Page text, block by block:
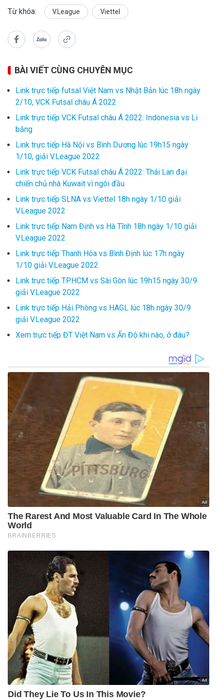
Từ khóa: V.League Viettel
BÀI VIẾT CÙNG CHUYÊN MỤC
Link trực tiếp futsal Việt Nam vs Nhật Bản lúc 18h ngày
2/10, VCK Futsal châu Á 2022
Link trực tiếp VCK Futsal châu Á 2022: Indonesia vs Li
băng
Link trực tiếp Hà Nội vs Bình Dương lúc 19h15 ngày
1/10, giải V.League 2022
Link trực tiếp VCK Futsal châu Á 2022: Thái Lan đại
chiến chủ nhà Kuwait vì ngôi đầu
Link trực tiếp SLNA vs Viettel 18h ngày 1/10 giải
V.League 2022
Link trực tiếp Nam Định vs Hà Tĩnh 18h ngày 1/10 giải
V.League 2022
Link trực tiếp Thanh Hóa vs Bình Định lúc 17h ngày
1/10 giải V.League 2022
Link trực tiếp TP.HCM vs Sài Gòn lúc 19h15 ngày 30/9
giải V.League 2022
Link trực tiếp Hải Phòng vs HAGL lúc 18h ngày 30/9
giải V.League 2022
Xem trực tiếp ĐT Việt Nam vs Ấn Độ khi nào, ở đâu?